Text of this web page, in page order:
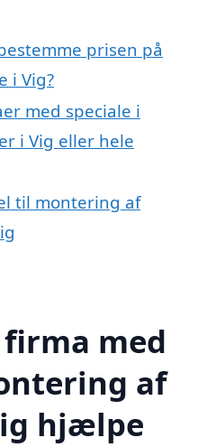
prisen på
i Vig?
med speciale i
i Vig eller hele
til montering af
med
af
hjælpe